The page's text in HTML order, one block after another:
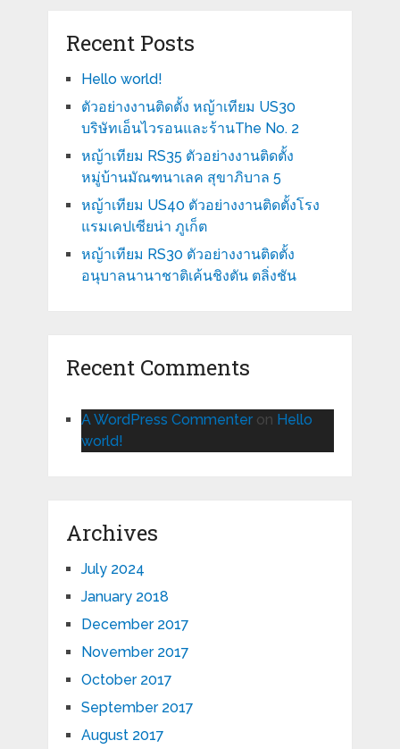
Recent Posts
Hello world!
ตัวอย่างงานติดตั้ง หญ้าเทียม US30
บริษัทเอ็นไวรอนและร้านThe No. 2
หญ้าเทียม RS35 ตัวอย่างงานติดตั้ง
หมู่บ้านมัณฑนาเลค สุขาภิบาล 5
หญ้าเทียม US40 ตัวอย่างงานติดตั้งโรง
แรมเคปเซียน่า ภูเก็ต
หญ้าเทียม RS30 ตัวอย่างงานติดตั้ง
อนุบาลนานาชาติเค้นชิงตัน ตลิ่งชัน
Recent Comments
A WordPress Commenteron Hello
world!
Archives
July 2024
January 2018
December 2017
November 2017
October 2017
September 2017
August 2017